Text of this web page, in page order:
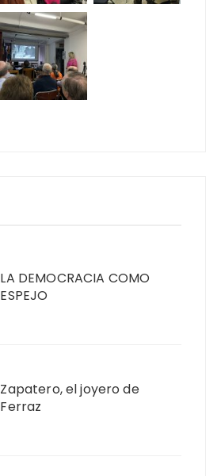
LA DEMOCRACIA COMO
ESPEJO
Zapatero, el joyero de
Ferraz